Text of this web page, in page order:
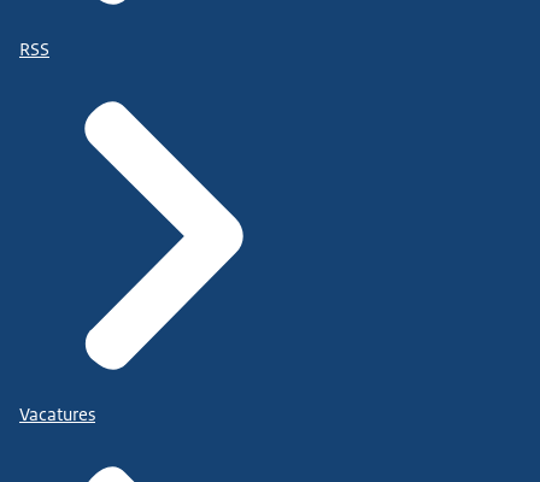
RSS
Vacatures